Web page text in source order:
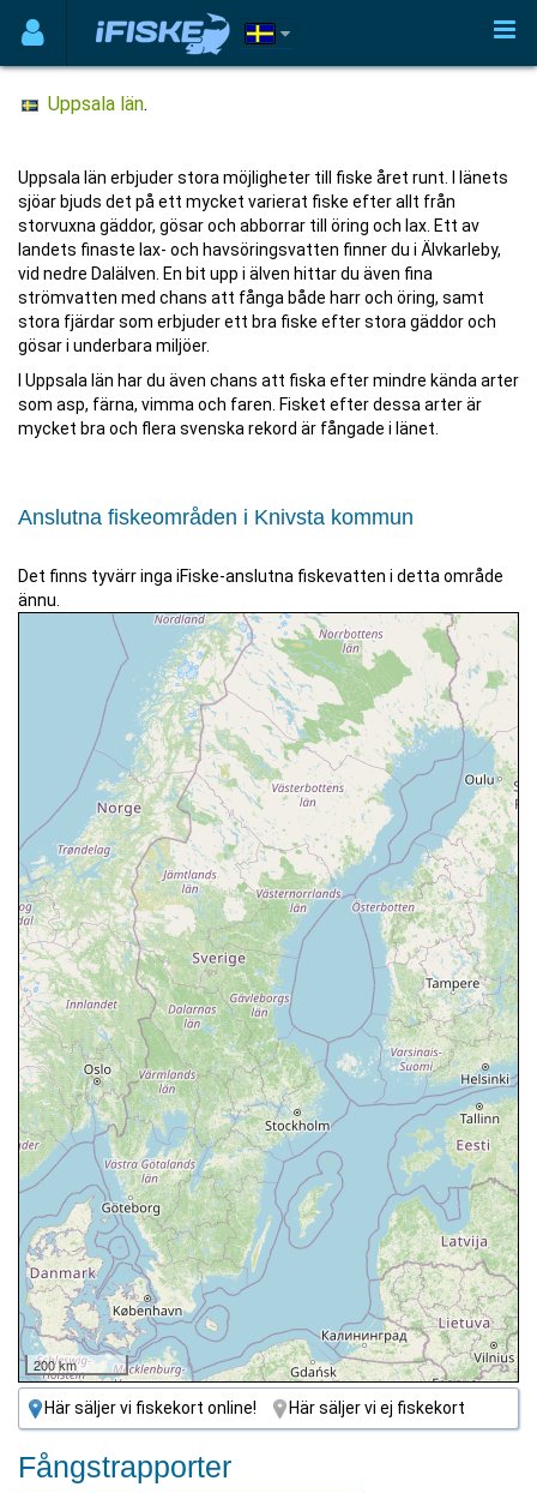
Uppsala län.
Uppsala län erbjuder stora möjligheter till fiske året runt. I länets
sjöar bjuds det på ett mycket varierat fiske efter allt från
storvuxna gäddor, gösar och abborrar till öring och lax. Ett av
landets finaste lax- och havsöringsvatten finner du i Älvkarleby,
vid nedre Dalälven. En bit upp i älven hittar du även fina
strömvatten med chans att fånga både harr och öring, samt
stora fjärdar som erbjuder ett bra fiske efter stora gäddor och
gösar i underbara miljöer.
I Uppsala län har du även chans att fiska efter mindre kända arter
som asp, färna, vimma och faren. Fisket efter dessa arter är
mycket bra och flera svenska rekord är fångade i länet.
Anslutna fiskeområden i Knivsta kommun
Det finns tyvärr inga iFiske-anslutna fiskevatten i detta område
ännu.
200 km
Här säljer vi fiskekort online! Här säljer vi ej fiskekort
Fångstrapporter